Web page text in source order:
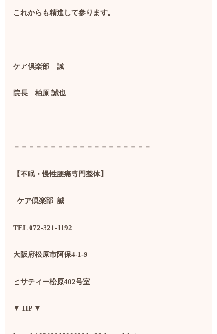
これからも精進して参ります。
ケア倶楽部 誠
院長 柏原 誠也
－－－－－－－－－－－－－－－－－－－
【不眠・慢性腰痛専門整体】
ケア倶楽部 誠
TEL 072-321-1192
大阪府松原市阿保4-1-9
ヒサティー松原402号室
▼ HP ▼